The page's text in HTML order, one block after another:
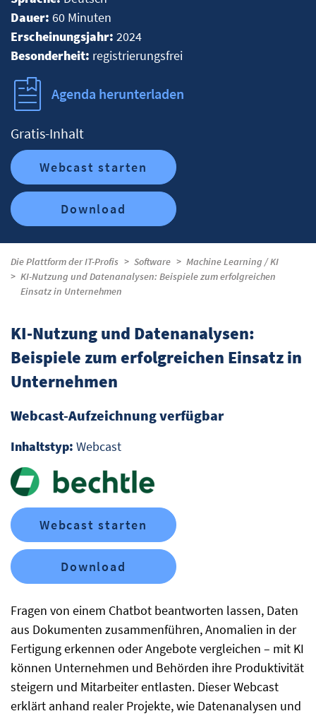
Dauer: 60 Minuten
Erscheinungsjahr: 2024
Besonderheit: registrierungsfrei
Agenda herunterladen
Gratis-Inhalt
Webcast starten
Download
Die Plattform der IT-Profis Software
Machine Learning / KI
KI-Nutzung und Datenanalysen: Beispiele zum erfolgreichen
Einsatz in Unternehmen
Fragen von einem Chatbot beantworten lassen, Daten
aus Dokumenten zusammenführen, Anomalien in der
Fertigung erkennen oder Angebote vergleichen – mit KI
können Unternehmen und Behörden ihre Produktivität
steigern und Mitarbeiter entlasten. Dieser Webcast
erklärt anhand realer Projekte, wie Datenanalysen und
KI-Nutzung und Datenanalysen:
Beispiele zum erfolgreichen Einsatz in
Unternehmen
Webcast-Aufzeichnung verfügbar
Inhaltstyp: Webcast
Webcast starten
Download